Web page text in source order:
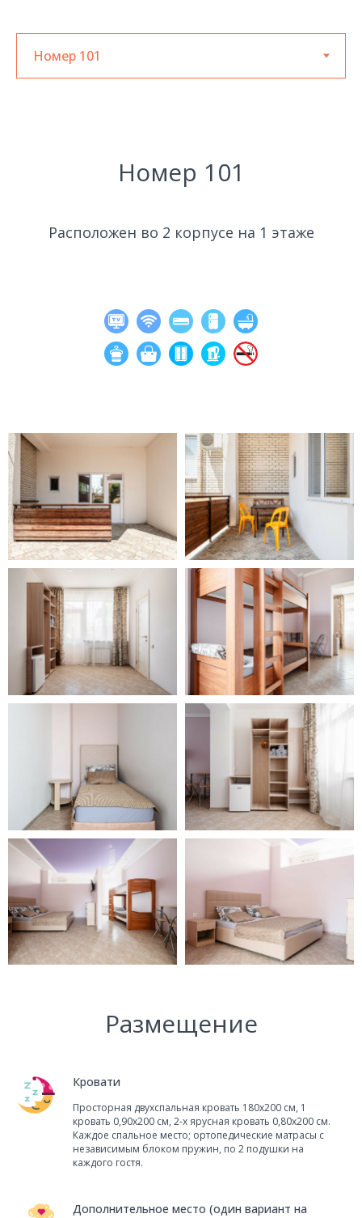
Номер 101
Расположен во 2 корпусе на 1 этаже
Размещение
Кровати
Просторная двухспальная кровать 180x200 см, 1
кровать 0,90x200 см, 2-х ярусная кровать 0,80x200 см.
Каждое спальное место; ортопедические матрасы с
независимым блоком пружин, по 2 подушки на
каждого гостя.
Дополнительное место (один вариант на